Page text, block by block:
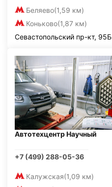
Беляево(1,59 км)
Коньково(1,87 км)
Севастопольский пр-кт, 95Б
Автотехцентр Научный
+7 (499) 288-05-36
Калужская(1,09 км)